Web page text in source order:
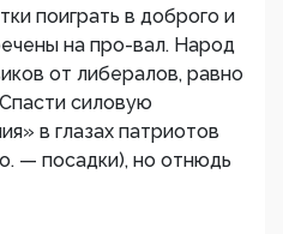
поиграть в доброго и
на про-вал. Народ
от либералов, равно
силовую
в глазах патриотов
— посадки), но отнюдь